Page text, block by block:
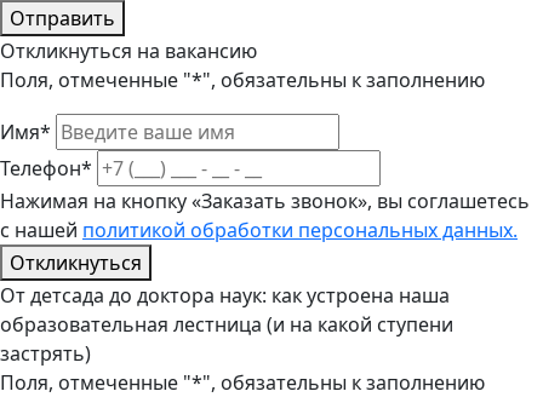
Отправить
Откликнуться на вакансию
Поля, отмеченные "*", обязательны к заполнению
Имя*
Телефон*
Нажимая на кнопку «Заказать звонок», вы соглашетесь
с нашей политикой обработки персональных данных.
Откликнуться
От детсада до доктора наук: как устроена наша
образовательная лестница (и на какой ступени
застрять)
Поля, отмеченные "*", обязательны к заполнению